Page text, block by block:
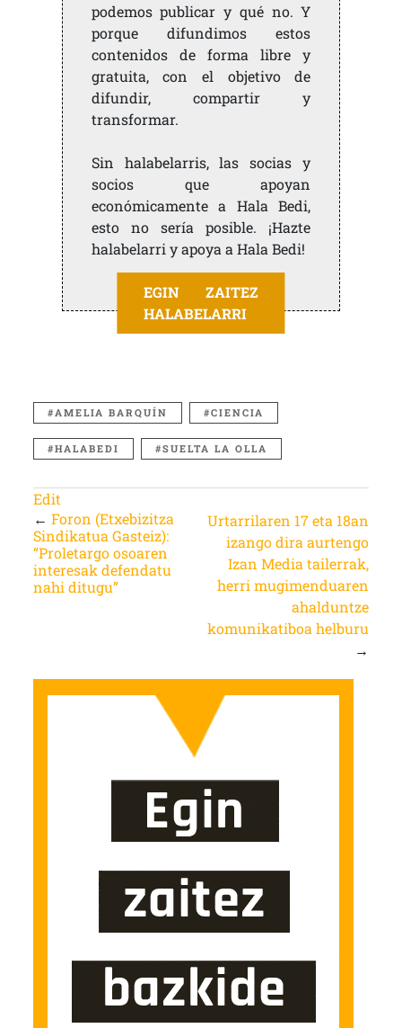
podemos publicar y qué no. Y
porque difundimos estos
contenidos de forma libre y
gratuita, con el objetivo de
difundir, compartir y
transformar.
Sin halabelarris, las socias y
socios que apoyan
económicamente a Hala Bedi,
esto no sería posible. ¡Hazte
halabelarri y apoya a Hala Bedi!
EGIN ZAITEZ
HALABELARRI
AMELIA BARQUÍN CIENCIA
HALABEDI SUELTA LA OLLA
Edit
← Foron (Etxebizitza
Sindikatua Gasteiz):
“Proletargo osoaren
interesak defendatu
nahi ditugu”
Urtarrilaren 17 eta 18an
izango dira aurtengo
Izan Media tailerrak,
herri mugimenduaren
ahalduntze
komunikatiboa helburu
→